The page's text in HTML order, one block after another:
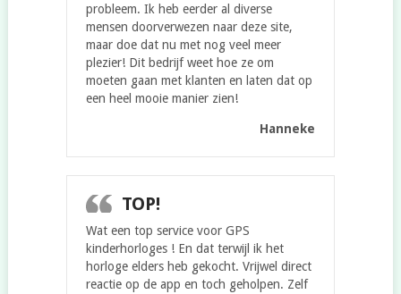
probleem. Ik heb eerder al diverse
mensen doorverwezen naar deze site,
maar doe dat nu met nog veel meer
plezier! Dit bedrijf weet hoe ze om
moeten gaan met klanten en laten dat op
een heel mooie manier zien!
Hanneke
TOP!
Wat een top service voor GPS
kinderhorloges ! En dat terwijl ik het
horloge elders heb gekocht. Vrijwel direct
reactie op de app en toch geholpen. Zelf